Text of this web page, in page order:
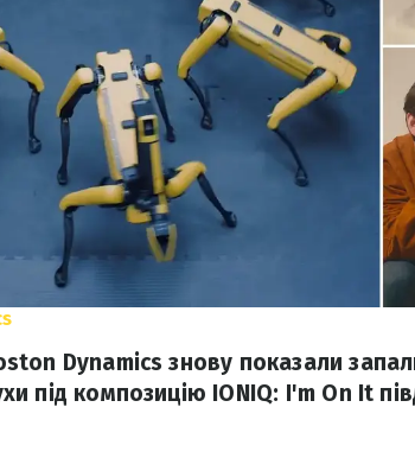
Dynamics знову показали
під композицію IONIQ: I'm On It